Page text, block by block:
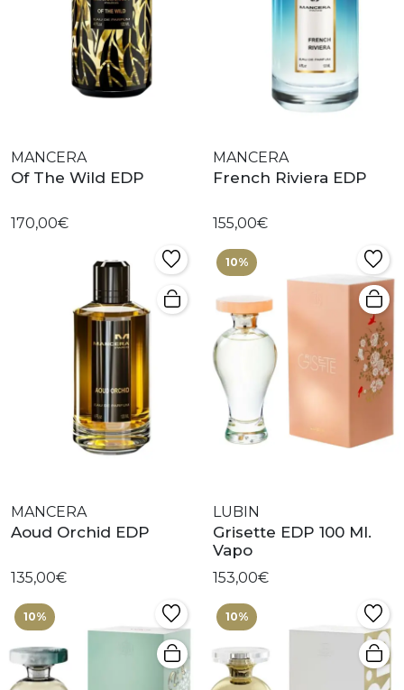
MANCERA
Of The Wild EDP
170,00€
MANCERA
French Riviera EDP
155,00€
MANCERA
Aoud Orchid EDP
135,00€
10%
LUBIN
Grisette EDP 100 Ml.
Vapo
153,00€
10% 10%